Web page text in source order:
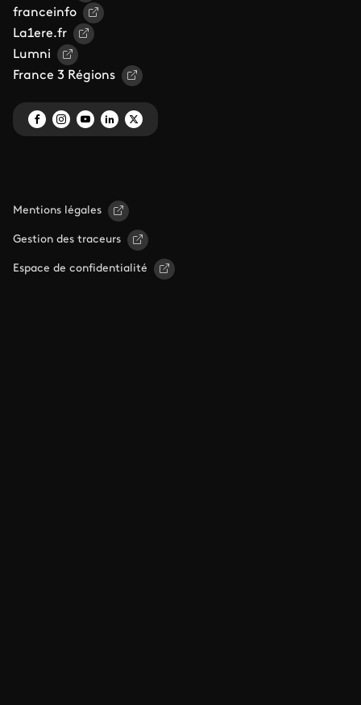
franceinfo
La1ere.fr
Lumni
France 3 Régions
Mentions légales
Gestion des traceurs
Espace de confidentialité